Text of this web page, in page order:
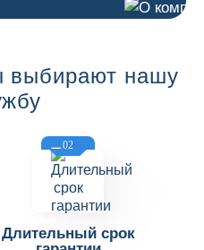
выбирают нашу
02
Длительный срок